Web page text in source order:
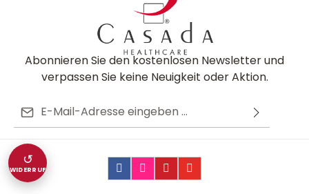
Abonnieren Sie den kostenlosen Newsletter und
verpassen Sie keine Neuigkeit oder Aktion.
E-Mail-Adresse*
Ich habe die
Kenntnis genommen und die
mit ihnen einverstanden.
Diese Seite ist durch reCAPTCHA geschützt und es gelten die
Datenschutzrichtlinie
Die mit einem Stern (*) markierten Felder sind
Pflichtfelder.
↺
WIDERRUF